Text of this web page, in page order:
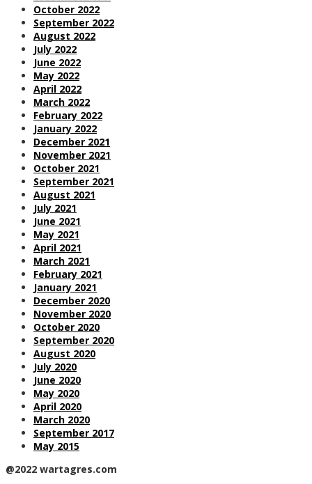
October 2022
September 2022
August 2022
July 2022
June 2022
May 2022
April 2022
March 2022
February 2022
January 2022
December 2021
November 2021
October 2021
September 2021
August 2021
July 2021
June 2021
May 2021
April 2021
March 2021
February 2021
January 2021
December 2020
November 2020
October 2020
September 2020
August 2020
July 2020
June 2020
May 2020
April 2020
March 2020
September 2017
May 2015
@2022 wartagres.com